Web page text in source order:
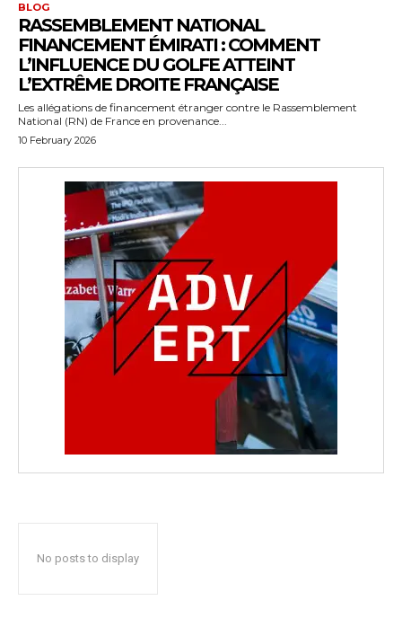
BLOG
RASSEMBLEMENT NATIONAL
FINANCEMENT ÉMIRATI : COMMENT
L’INFLUENCE DU GOLFE ATTEINT
L’EXTRÊME DROITE FRANÇAISE
Les allégations de financement étranger contre le Rassemblement
National (RN) de France en provenance...
10 February 2026
No posts to display